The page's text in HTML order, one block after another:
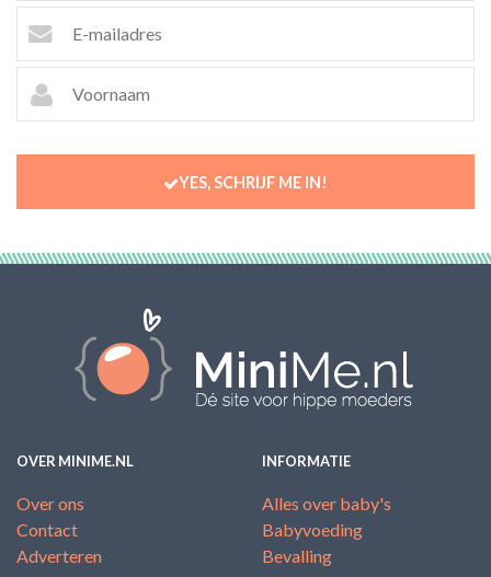
YES, SCHRIJF ME IN!
OVER MINIME.NL
Over ons
Contact
Adverteren
INFORMATIE
Alles over baby's
Babyvoeding
Bevalling